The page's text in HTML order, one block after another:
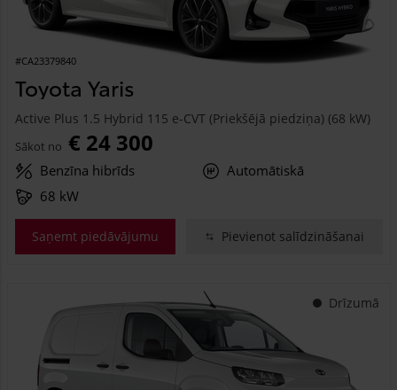
#CA23379840
Toyota Yaris
Active Plus 1.5 Hybrid 115 e-CVT (Priekšējā piedziņa) (68 kW)
Sākot no € 24 300
Benzīna hibrīds
Automātiskā
68 kW
Saņemt piedāvājumu Pievienot salīdzināšanai
Drīzumā